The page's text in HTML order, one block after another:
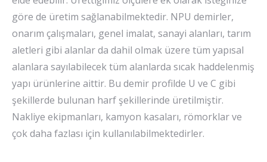
göre de üretim sağlanabilmektedir. NPU demirler,
onarım çalışmaları, genel imalat, sanayi alanları, tarım
aletleri gibi alanlar da dahil olmak üzere tüm yapısal
alanlara sayılabilecek tüm alanlarda sıcak haddelenmiş
yapı ürünlerine aittir. Bu demir profilde U ve C gibi
şekillerde bulunan harf şekillerinde üretilmiştir.
Nakliye ekipmanları, kamyon kasaları, römorklar ve
çok daha fazlası için kullanılabilmektedirler.